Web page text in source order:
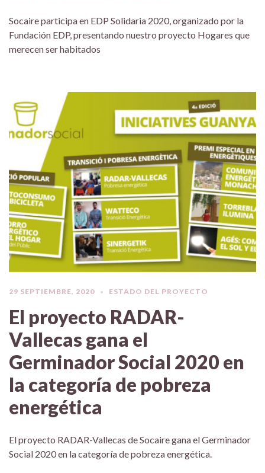
Socaire participa en EDP Solidaria 2020, organizado por la
Fundación EDP, presentando nuestro proyecto Hogares que
merecen ser habitados
29 SEPTIEMBRE, 2020 ESTADO DEL PROYECTO
El proyecto RADAR-
Vallecas gana el
Germinador Social 2020 en
la categoría de pobreza
energética
El proyecto RADAR-Vallecas de Socaire gana el Germinador
Social 2020 en la categoría de pobreza energética.